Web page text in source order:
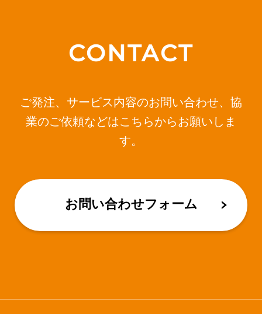
CONTACT
ご発注、サービス内容のお問い合わせ、協
業のご依頼などはこちらからお願いしま
す。
お問い合わせフォーム